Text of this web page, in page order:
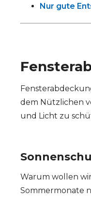
Nur gute
dem Nützlichen
und Licht zu
Warum wollen
Sommermonate